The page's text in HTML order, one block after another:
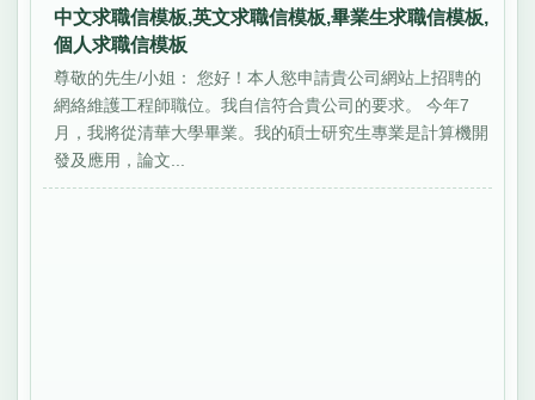
中文求職信模板,英文求職信模板,畢業生求職信模板,
個人求職信模板
尊敬的先生/小姐： 您好！本人慾申請貴公司網站上招聘的
網絡維護工程師職位。我自信符合貴公司的要求。 今年7
月，我將從清華大學畢業。我的碩士研究生專業是計算機開
發及應用，論文...